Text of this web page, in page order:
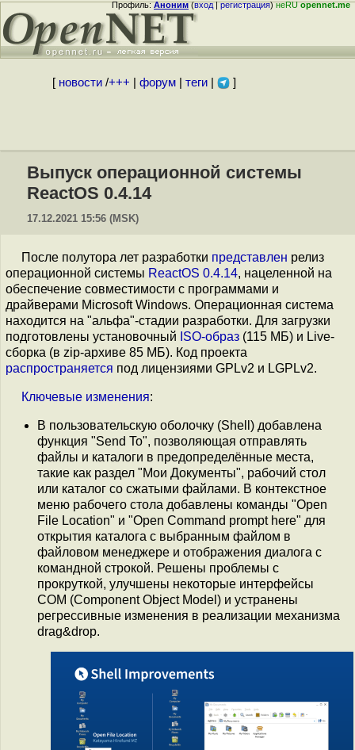
Профиль:Аноним(вход|регистрация)неRUopennet.me
[ новости/+++ форум| теги| ]
Выпуск операционной системы
ReactOS 0.4.14
17.12.2021 15:56 (MSK)
После полутора лет разработки представлен релиз
операционной системы ReactOS 0.4.14, нацеленной на
обеспечение совместимости с программами и
драйверами Microsoft Windows. Операционная система
находится на "альфа"-стадии разработки. Для загрузки
подготовлены установочный ISO-образ (115 МБ) и Live-
сборка (в zip-архиве 85 МБ). Код проекта
распространяется под лицензиями GPLv2 и LGPLv2.
Ключевые изменения:
В пользовательскую оболочку (Shell) добавлена
функция "Send To", позволяющая отправлять
файлы и каталоги в предопределённые места,
такие как раздел "Мои Документы", рабочий стол
или каталог со сжатыми файлами. В контекстное
меню рабочего стола добавлены команды "Open
File Location" и "Open Command prompt here" для
открытия каталога с выбранным файлом в
файловом менеджере и отображения диалога с
командной строкой. Решены проблемы с
прокруткой, улучшены некоторые интерфейсы
COM (Component Object Model) и устранены
регрессивные изменения в реализации механизма
drag&drop.